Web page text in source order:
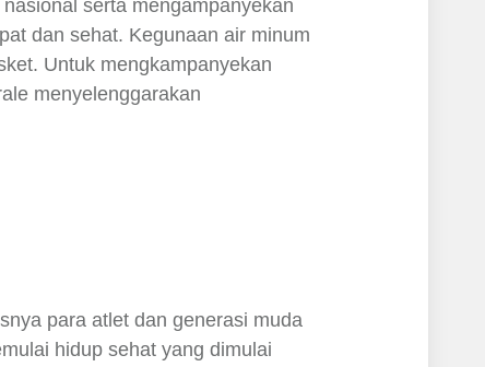
serta mengampanyekan
dan sehat. Kegunaan air minum
Untuk mengkampanyekan
menyelenggarakan
para atlet dan generasi muda
hidup sehat yang dimulai